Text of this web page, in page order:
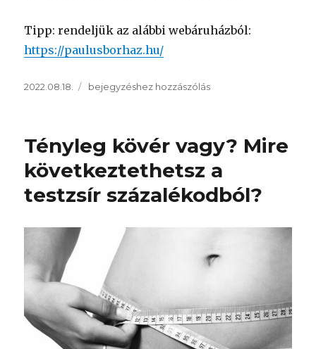
Tipp: rendeljük az alábbi webáruházból:
https://paulusborhaz.hu/
Közzétéve
2022.08.18.
Egy
az
esténket!
bejegyzéshez hozzászólás
Tényleg kövér vagy? Mire
következtethetsz a
testzsír százalékodból?